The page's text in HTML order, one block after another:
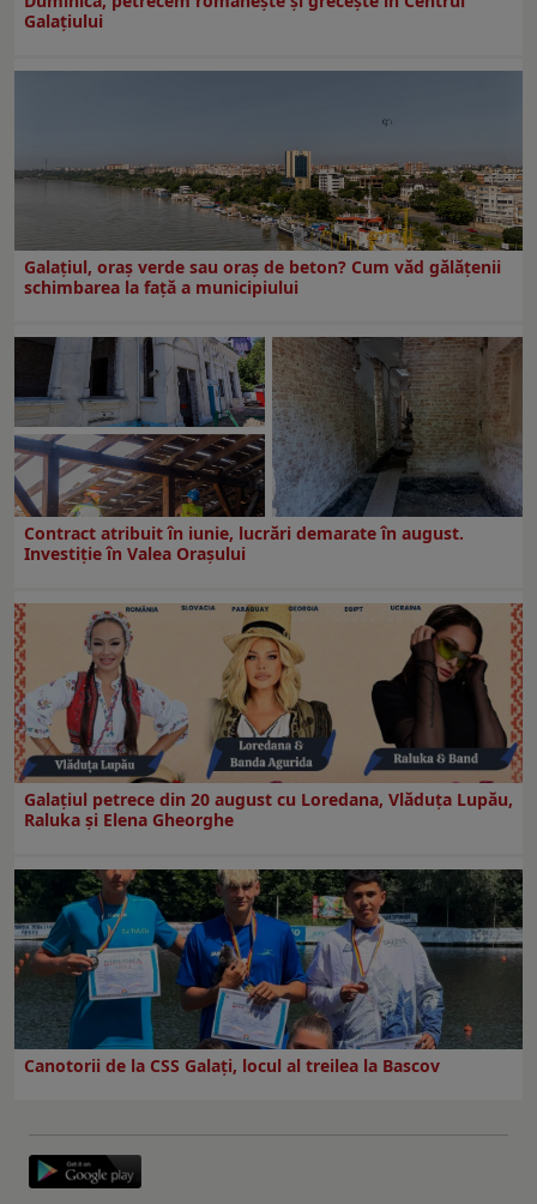
Galaţiului
Galațiul, oraș verde sau oraș de beton? Cum văd gălățenii
schimbarea la față a municipiului
Contract atribuit în iunie, lucrări demarate în august.
Investiţie în Valea Oraşului
Galaţiul petrece din 20 august cu Loredana, Vlăduța Lupău,
Raluka și Elena Gheorghe
Canotorii de la CSS Galați, locul al treilea la Bascov